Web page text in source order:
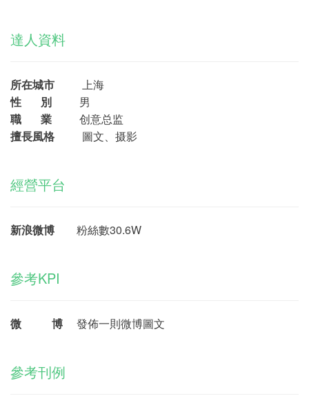
達人資料
所在城市 上海
性 別 男
職 業
创意总监
擅長風格 圖文、摄影
經營平台
新浪微博 粉絲數30.6W
參考KPI
微 博 發佈一則微博圖文
參考刊例